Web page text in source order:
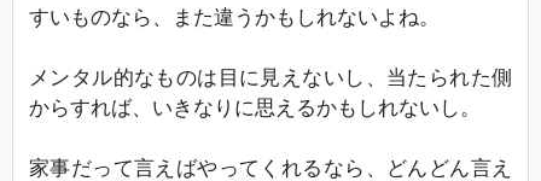
すいものなら、また違うかもしれないよね。
メンタル的なものは目に見えないし、当たられた側
からすれば、いきなりに思えるかもしれないし。
家事だって言えばやってくれるなら、どんどん言え